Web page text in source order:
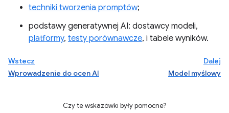
techniki tworzenia promptów;
podstawy generatywnej AI: dostawcy modeli,
platformy, testy porównawcze, i tabele wyników.
Wstecz
Wprowadzenie do ocen AI
Dalej
Model myślowy
Czy te wskazówki były pomocne?